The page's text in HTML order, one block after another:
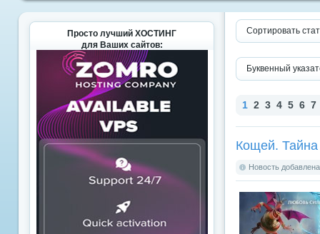
Сортировать
Буквенный
1 2 3 4 5 6 7
Кощей.
Новость
Просто лучший ХОСТИНГ
для Ваших сайтов: